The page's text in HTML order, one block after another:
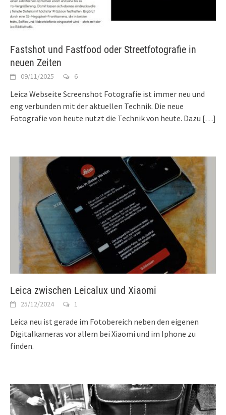
Fastshot und Fastfood oder Streetfotografie in
neuen Zeiten
09/11/2025 6
Leica Webseite Screenshot Fotografie ist immer neu und
eng verbunden mit der aktuellen Technik. Die neue
Fotografie von heute nutzt die Technik von heute. Dazu […]
Leica zwischen Leicalux und Xiaomi
25/12/2024 1
Leica neu ist gerade im Fotobereich neben den eigenen
Digitalkameras vor allem bei Xiaomi und im Iphone zu
finden.